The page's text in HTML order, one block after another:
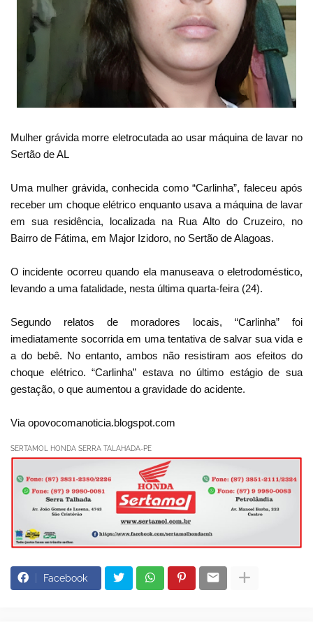
Mulher grávida morre eletrocutada ao usar máquina de lavar no
Sertão de AL
Uma mulher grávida, conhecida como “Carlinha”, faleceu após
receber um choque elétrico enquanto usava a máquina de lavar
em sua residência, localizada na Rua Alto do Cruzeiro, no
Bairro de Fátima, em Major Izidoro, no Sertão de Alagoas.
O incidente ocorreu quando ela manuseava o eletrodoméstico,
levando a uma fatalidade, nesta última quarta-feira (24).
Segundo relatos de moradores locais, “Carlinha” foi
imediatamente socorrida em uma tentativa de salvar sua vida e
a do bebê. No entanto, ambos não resistiram aos efeitos do
choque elétrico. “Carlinha” estava no último estágio de sua
gestação, o que aumentou a gravidade do acidente.
Via opovocomanoticia.blogspot.com
SERTAMOL HONDA SERRA TALAHADA-PE
Facebook